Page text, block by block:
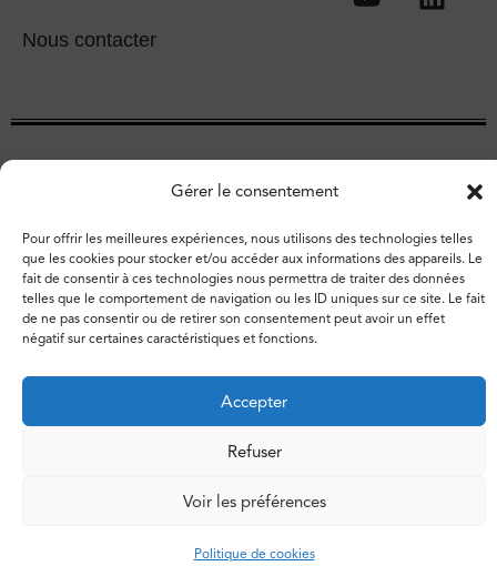
Gérer le consentement
Pour offrir les meilleures expériences, nous utilisons des technologies telles
que les cookies pour stocker et/ou accéder aux informations des appareils. Le
fait de consentir à ces technologies nous permettra de traiter des données
telles que le comportement de navigation ou les ID uniques sur ce site. Le fait
de ne pas consentir ou de retirer son consentement peut avoir un effet
négatif sur certaines caractéristiques et fonctions.
Accepter
Refuser
Voir les préférences
Politique de cookies
Nous contacter